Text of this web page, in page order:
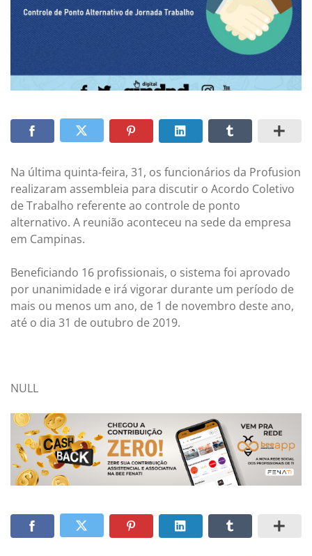
Na última quinta-feira, 31, os funcionários da Profusion
realizaram assembleia para discutir o Acordo Coletivo
de Trabalho referente ao controle de ponto
alternativo. A reunião aconteceu na sede da empresa
em Campinas.
Beneficiando 16 profissionais, o sistema foi aprovado
por unanimidade e irá vigorar durante um período de
mais ou menos um ano, de 1 de novembro deste ano,
até o dia 31 de outubro de 2019.
NULL